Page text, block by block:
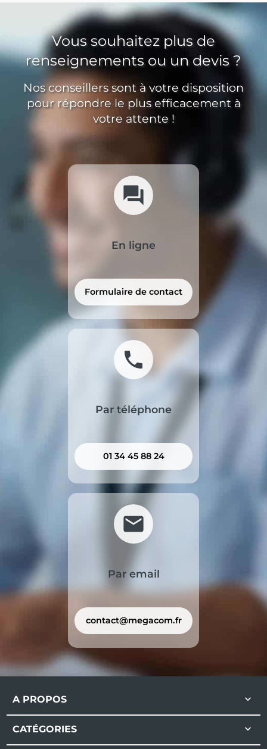
Vous souhaitez plus de
renseignements ou un devis ?
Nos conseillers sont à votre disposition
pour répondre le plus efficacement à
votre attente !
forum
En ligne
Formulaire de contact
phone
Par téléphone
01 34 45 88 24
mail
Par email
contact@megacom.fr
A PROPOS 
CATÉGORIES 